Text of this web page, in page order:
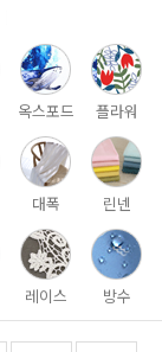
옥스포드 플라워
대폭 린넨
레이스 방수
키지 부자재
이비)1928